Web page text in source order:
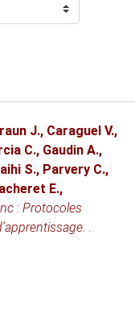
J., Caraguel V.,
C., Gaudin A.,
S., Parvery C.,
E.,
: Protocoles
. .